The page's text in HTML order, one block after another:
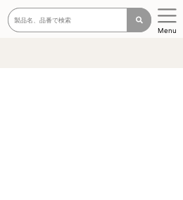
Menu